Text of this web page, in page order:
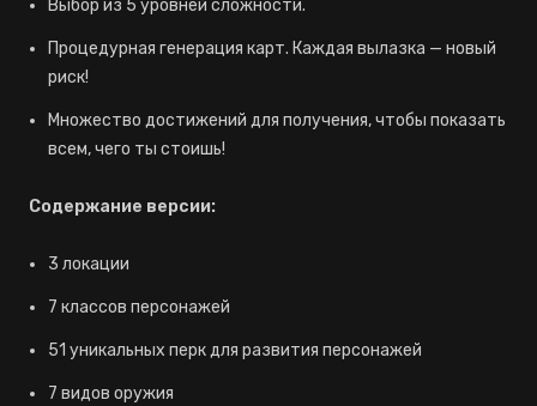
Выбор из 5 уровней сложности.
Процедурная генерация карт. Каждая вылазка — новый
риск!
Множество достижений для получения, чтобы показать
всем, чего ты стоишь!
Содержание версии:
3 локации
7 классов персонажей
51 уникальных перк для развития персонажей
7 видов оружия